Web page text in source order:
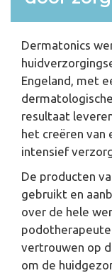
Dermatonics
Engeland, met
resultaat
het creëren van
intensief
De producten
gebruikt en
over de hele
vertrouwen op
om de